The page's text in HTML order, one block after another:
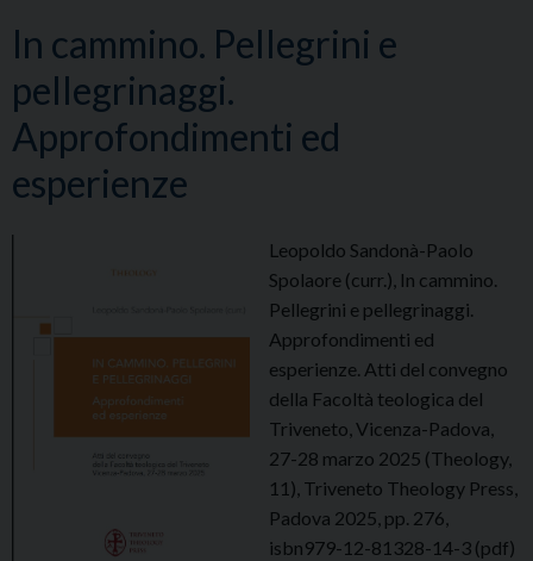
In cammino. Pellegrini e
pellegrinaggi.
Approfondimenti ed
esperienze
Leopoldo Sandonà-Paolo
Spolaore (curr.), In cammino.
Pellegrini e pellegrinaggi.
Approfondimenti ed
esperienze. Atti del convegno
della Facoltà teologica del
Triveneto, Vicenza-Padova,
27-28 marzo 2025 (Theology,
11), Triveneto Theology Press,
Padova 2025, pp. 276,
isbn979-12-81328-14-3 (pdf)